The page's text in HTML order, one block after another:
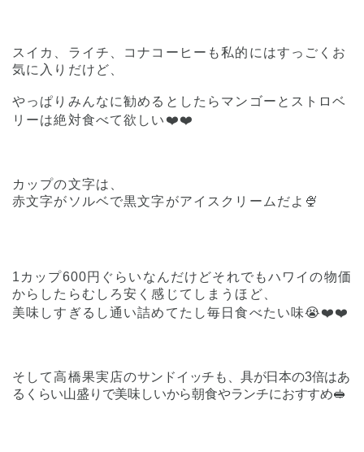
スイカ、ライチ、コナコーヒーも私的にはすっごくお
気に入りだけど、
やっぱりみんなに勧めるとしたらマンゴーとストロベ
リーは絶対食べて欲しい❤️❤️
カップの文字は、
赤文字がソルベで黒文字がアイスクリームだよ🍨
1カップ600円ぐらいなんだけどそれでもハワイの物価
からしたらむしろ安く感じてしまうほど、
美味しすぎるし通い詰めてたし毎日食べたい味😭❤️❤️
そして高橋果実店のサンドイッチも、具が日本の3倍はあ
るくらい山盛りで美味しいから朝食やランチにおすすめ🥪